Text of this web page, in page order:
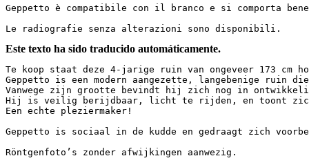
Geppetto è compatibile con il branco e si
Le radiografie senza alterazioni sono disponibili.
Este texto ha sido traducido automáticamente.
Te koop staat deze 4-jarige ruin van ongeveer 173 cm
Geppetto is een modern aangezette, langebenige
Vanwege zijn grootte bevindt hij zich nog in
Hij is veilig berijdbaar, licht te rijden, en toont zich
Een echte pleziermaker!
Geppetto is sociaal in de kudde en gedraagt zich
Röntgenfoto’s zonder afwijkingen aanwezig.